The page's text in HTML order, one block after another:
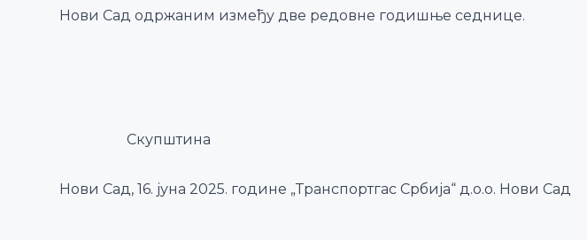
Нови Сад одржаним између две редовне годишње седнице.
Скупштина
Нови Сад, 16. јуна 2025. године „Транспортгас Србија“ д.о.о. Нови Сад